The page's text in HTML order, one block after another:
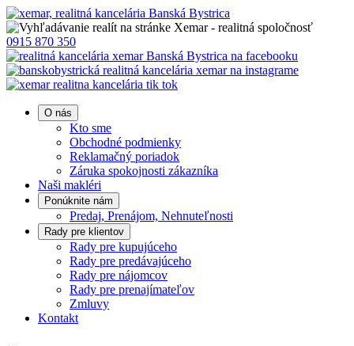
0915 870 350
O nás
Kto sme
Obchodné podmienky
Reklamačný poriadok
Záruka spokojnosti zákazníka
Naši makléri
Ponúknite nám
Predaj, Prenájom, Nehnuteľnosti
Rady pre klientov
Rady pre kupujúceho
Rady pre predávajúceho
Rady pre nájomcov
Rady pre prenajímateľov
Zmluvy
Kontakt